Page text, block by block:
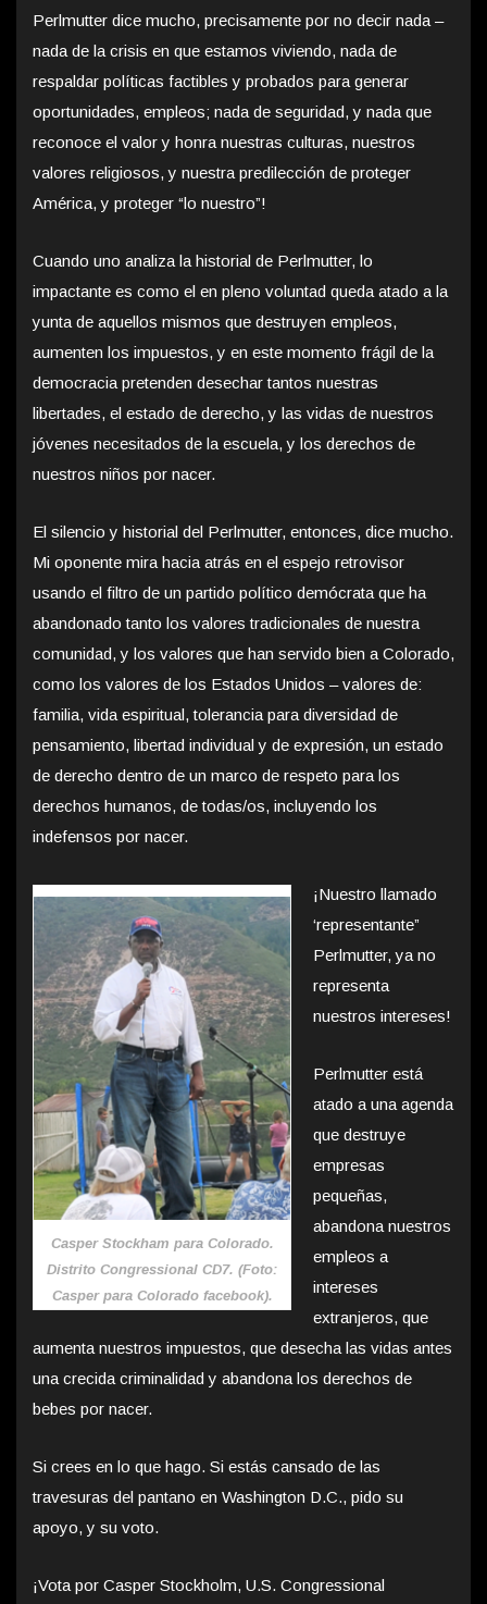
Perlmutter dice mucho, precisamente por no decir nada –
nada de la crisis en que estamos viviendo, nada de
respaldar políticas factibles y probados para generar
oportunidades, empleos; nada de seguridad, y nada que
reconoce el valor y honra nuestras culturas, nuestros
valores religiosos, y nuestra predilección de proteger
América, y proteger “lo nuestro”!
Cuando uno analiza la historial de Perlmutter, lo
impactante es como el en pleno voluntad queda atado a la
yunta de aquellos mismos que destruyen empleos,
aumenten los impuestos, y en este momento frágil de la
democracia pretenden desechar tantos nuestras
libertades, el estado de derecho, y las vidas de nuestros
jóvenes necesitados de la escuela, y los derechos de
nuestros niños por nacer.
El silencio y historial del Perlmutter, entonces, dice mucho.
Mi oponente mira hacia atrás en el espejo retrovisor
usando el filtro de un partido político demócrata que ha
abandonado tanto los valores tradicionales de nuestra
comunidad, y los valores que han servido bien a Colorado,
como los valores de los Estados Unidos – valores de:
familia, vida espiritual, tolerancia para diversidad de
pensamiento, libertad individual y de expresión, un estado
de derecho dentro de un marco de respeto para los
derechos humanos, de todas/os, incluyendo los
indefensos por nacer.
Casper Stockham para Colorado.
Distrito Congressional CD7. (Foto:
Casper para Colorado facebook).
¡Nuestro llamado
‘representante”
Perlmutter, ya no
representa
nuestros intereses!
Perlmutter está
atado a una agenda
que destruye
empresas
pequeñas,
abandona nuestros
empleos a
intereses
extranjeros, que
aumenta nuestros impuestos, que desecha las vidas antes
una crecida criminalidad y abandona los derechos de
bebes por nacer.
Si crees en lo que hago. Si estás cansado de las
travesuras del pantano en Washington D.C., pido su
apoyo, y su voto.
¡Vota por Casper Stockholm, U.S. Congressional